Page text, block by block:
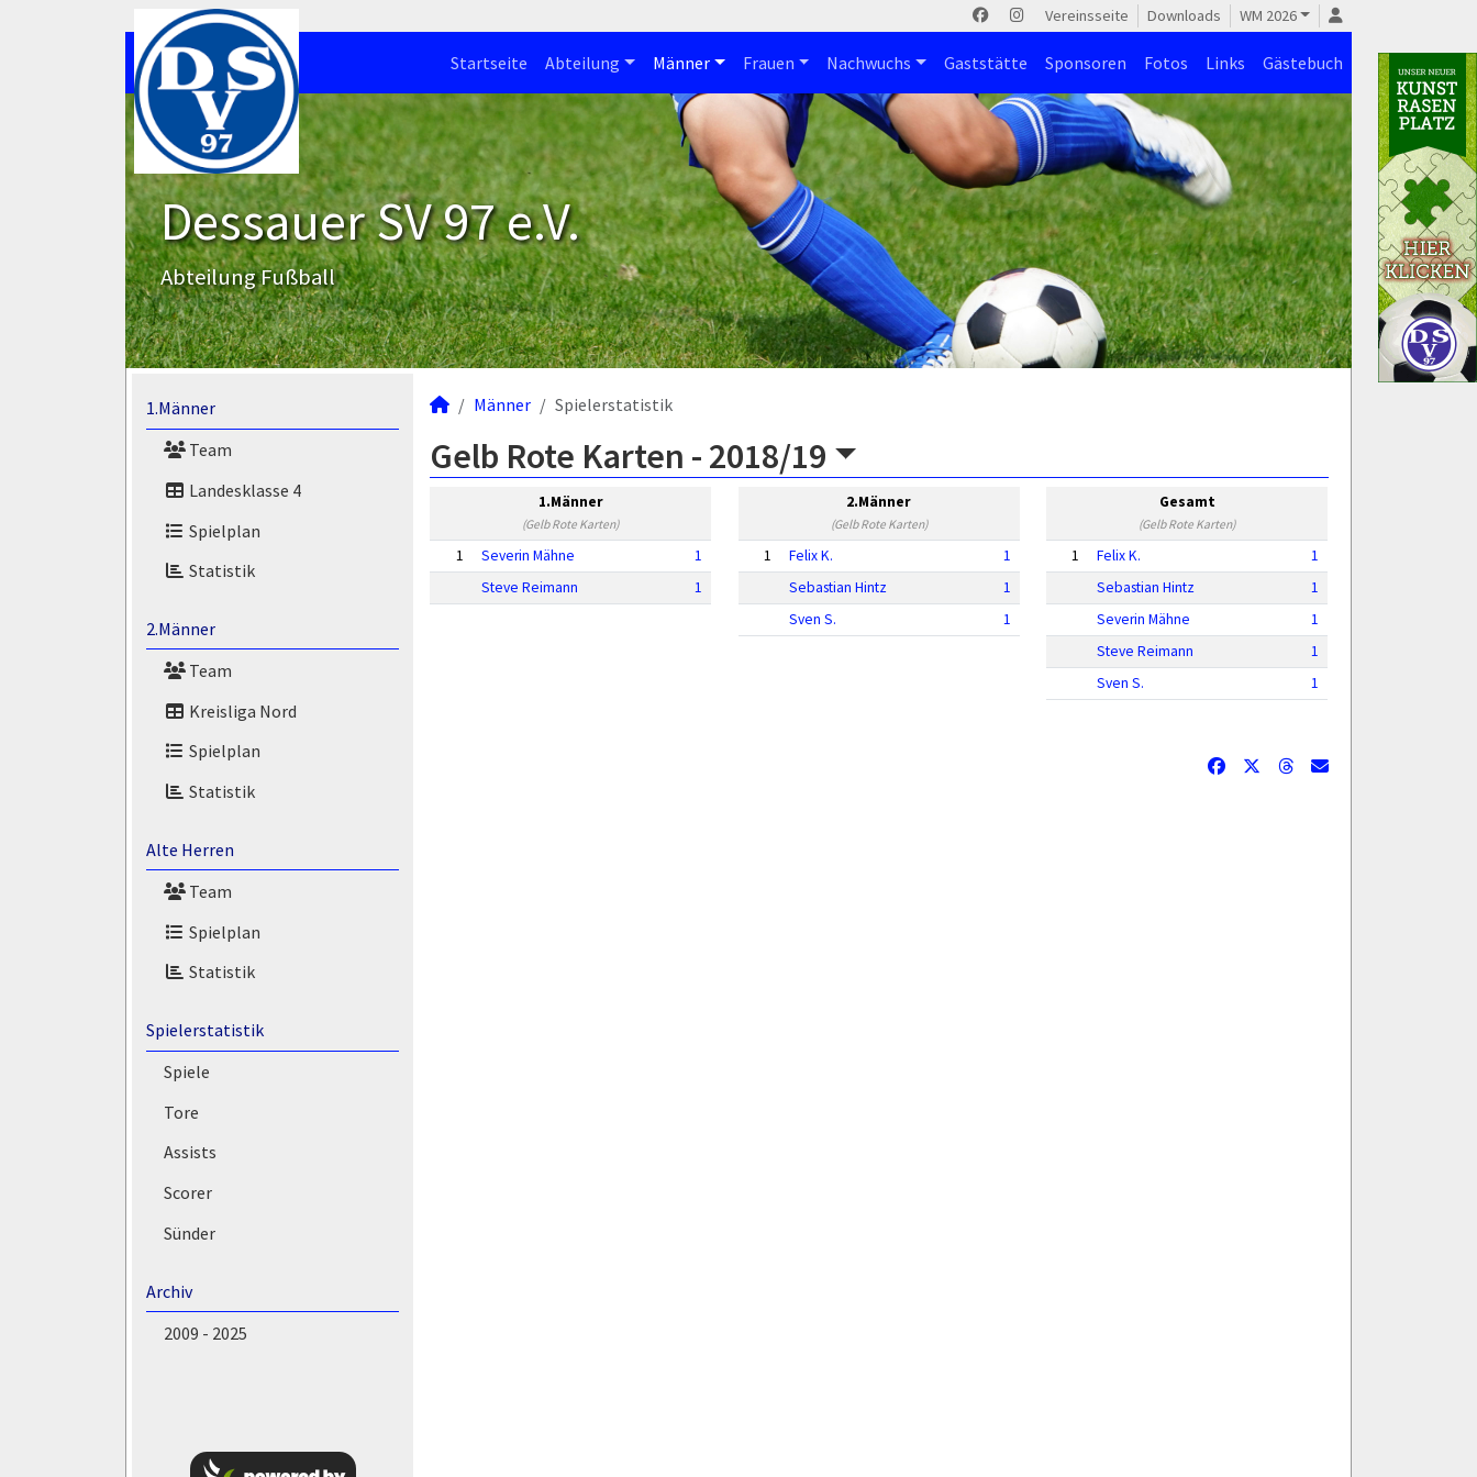
Vereinsseite Downloads WM 2026
Startseite Abteilung Männer Frauen Nachwuchs Gaststätte Sponsoren Fotos Links Gästebuch
Dessauer SV 97 e.V.
Abteilung Fußball
1.Männer
Team
Landesklasse 4
Spielplan
Statistik
2.Männer
Team
Kreisliga Nord
Spielplan
Statistik
Alte Herren
Team
Spielplan
Statistik
Spielerstatistik
Spiele
Tore
Assists
Scorer
Sünder
Archiv
2009 - 2025
Männer Spielerstatistik
Gelb Rote Karten - 2018/19
1.Männer
(Gelb Rote Karten)
1 Severin Mähne
1
Steve Reimann
1
2.Männer
(Gelb Rote Karten)
1 Felix K.
1
Sebastian Hintz
1
Sven S.
1
Gesamt
(Gelb Rote Karten)
1 Felix K.
1
Sebastian Hintz
1
Severin Mähne
1
Steve Reimann
1
Sven S.
1